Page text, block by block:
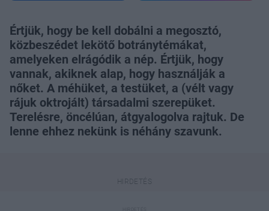
Értjük, hogy be kell dobálni a megosztó,
közbeszédet lekötő botránytémákat,
amelyeken elrágódik a nép. Értjük, hogy
vannak, akiknek alap, hogy használják a
nőket. A méhüket, a testüket, a (vélt vagy
rájuk oktrojált) társadalmi szerepüket.
Terelésre, öncélúan, átgyalogolva rajtuk. De
lenne ehhez nekünk is néhány szavunk.